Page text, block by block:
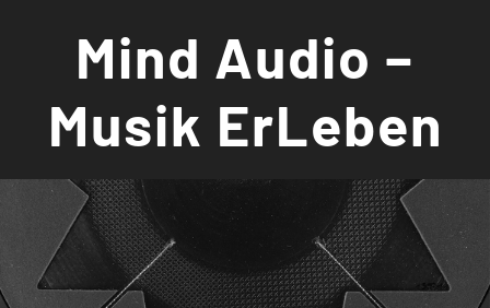
Mind Audio –
Musik ErLeben